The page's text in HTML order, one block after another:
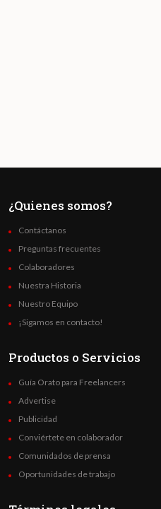
¿Quienes somos?
Contáctanos
Preguntas frecuentes
Colaboradores
Nuestra Historia
Nuestro Equipo
¡Sigamos en contacto!
Productos o Servicios
Guía Orato para Freelancers
Advertise
Publicidad
Conviértete en colaborador
Comunidados de prensa
Oportunidades de trabajo